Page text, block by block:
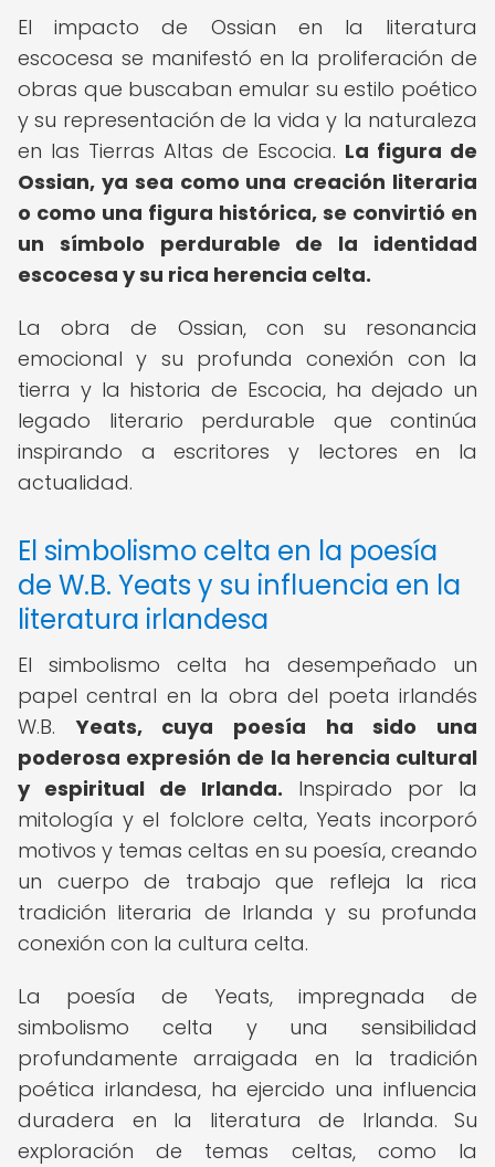
El impacto de Ossian en la literatura
escocesa se manifestó en la proliferación de
obras que buscaban emular su estilo poético
y su representación de la vida y la naturaleza
en las Tierras Altas de Escocia. La figura de
Ossian, ya sea como una creación literaria
o como una figura histórica, se convirtió en
un símbolo perdurable de la identidad
escocesa y su rica herencia celta.
La obra de Ossian, con su resonancia
emocional y su profunda conexión con la
tierra y la historia de Escocia, ha dejado un
legado literario perdurable que continúa
inspirando a escritores y lectores en la
actualidad.
El simbolismo celta en la poesía
de W.B. Yeats y su influencia en la
literatura irlandesa
El simbolismo celta ha desempeñado un
papel central en la obra del poeta irlandés
W.B.Yeats, cuya poesía ha sido una
poderosa expresión de la herencia cultural
y espiritual de Irlanda. Inspirado por la
mitología y el folclore celta, Yeats incorporó
motivos y temas celtas en su poesía, creando
un cuerpo de trabajo que refleja la rica
tradición literaria de Irlanda y su profunda
conexión con la cultura celta.
La poesía de Yeats, impregnada de
simbolismo celta y una sensibilidad
profundamente arraigada en la tradición
poética irlandesa, ha ejercido una influencia
duradera en la literatura de Irlanda. Su
exploración de temas celtas, como la